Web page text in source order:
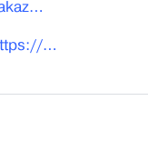
zakaz@masterts.ru
https://masterts.ru/